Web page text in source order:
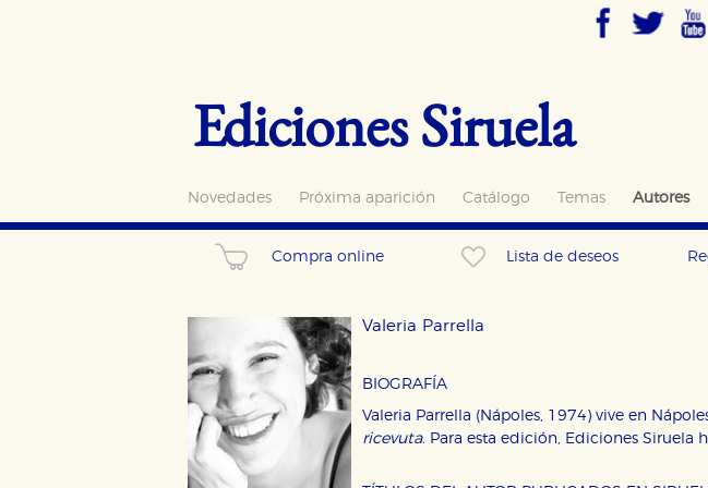
Ediciones Siruela
Novedades Próxima aparición Catálogo Temas Autores
Compra online Lista de deseos
Valeria Parrella
BIOGRAFÍA
Valeria Parrella (Nápoles, 1974) vive en
ricevuta. Para esta edición, Ediciones Siruela